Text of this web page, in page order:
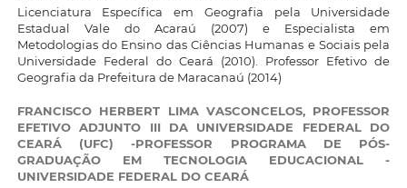
Licenciatura Específica em Geografia pela Universidade
Estadual Vale do Acaraú (2007) e Especialista em
Metodologias do Ensino das Ciências Humanas e Sociais pela
Universidade Federal do Ceará (2010). Professor Efetivo de
Geografia da Prefeitura de Maracanaú (2014)
FRANCISCO HERBERT LIMA VASCONCELOS, PROFESSOR
EFETIVO ADJUNTO III DA UNIVERSIDADE FEDERAL DO
CEARÁ (UFC) -PROFESSOR PROGRAMA DE PÓS-
GRADUAÇÃO EM TECNOLOGIA EDUCACIONAL -
UNIVERSIDADE FEDERAL DO CEARÁ